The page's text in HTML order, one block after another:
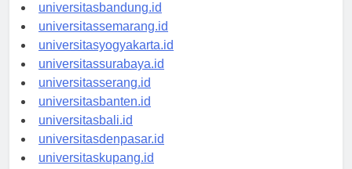
universitasbandung.id
universitassemarang.id
universitasyogyakarta.id
universitassurabaya.id
universitasserang.id
universitasbanten.id
universitasbali.id
universitasdenpasar.id
universitaskupang.id